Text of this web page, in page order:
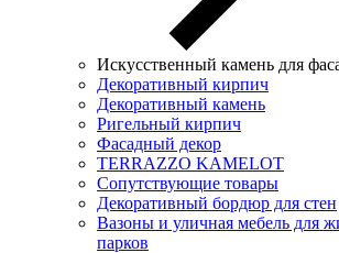
Искусственный камень для
Декоративный кирпич
Декоративный камень
Ригельный кирпич
Фасадный декор
TERRAZZO KAMELOT
Сопутствующие товары
Декоративный бордюр для стен
Вазоны и уличная мебель для
парков